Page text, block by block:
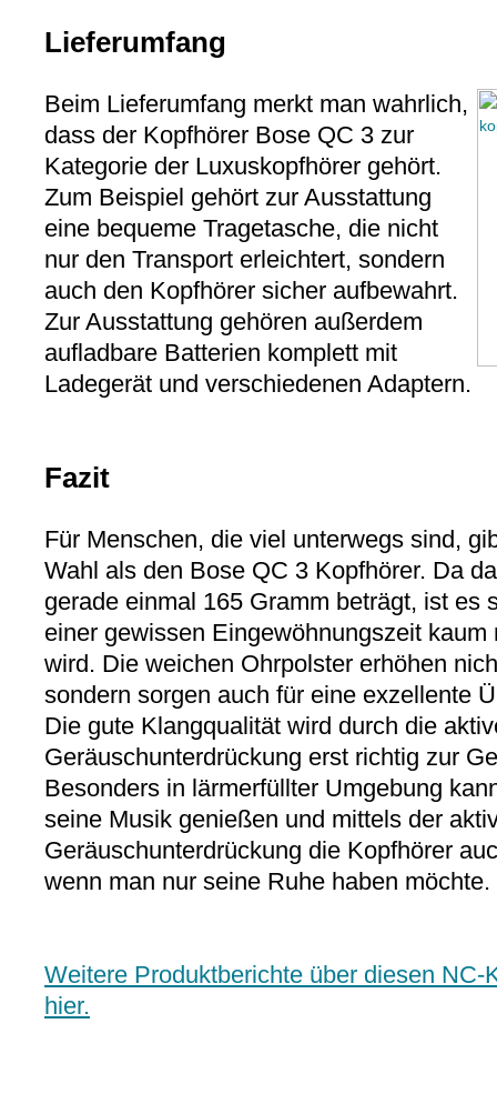
Lieferumfang
Beim Lieferumfang merkt man wahrlich,
dass der Kopfhörer Bose QC 3 zur
Kategorie der Luxuskopfhörer gehört.
Zum Beispiel gehört zur Ausstattung
eine bequeme Tragetasche, die nicht
nur den Transport erleichtert, sondern
auch den Kopfhörer sicher aufbewahrt.
Zur Ausstattung gehören außerdem
aufladbare Batterien komplett mit
Ladegerät und verschiedenen Adaptern.
Fazit
Für Menschen, die viel unterwegs sind,
Wahl als den Bose QC 3 Kopfhörer. Da
gerade einmal 165 Gramm beträgt, ist es
einer gewissen Eingewöhnungszeit kaum
wird. Die weichen Ohrpolster erhöhen
sondern sorgen auch für eine exzellente
Die gute Klangqualität wird durch die
Geräuschunterdrückung erst richtig zur
Besonders in lärmerfüllter Umgebung
seine Musik genießen und mittels der
Geräuschunterdrückung die Kopfhörer
wenn man nur seine Ruhe haben möchte.
Weitere Produktberichte über diesen NC-
hier.